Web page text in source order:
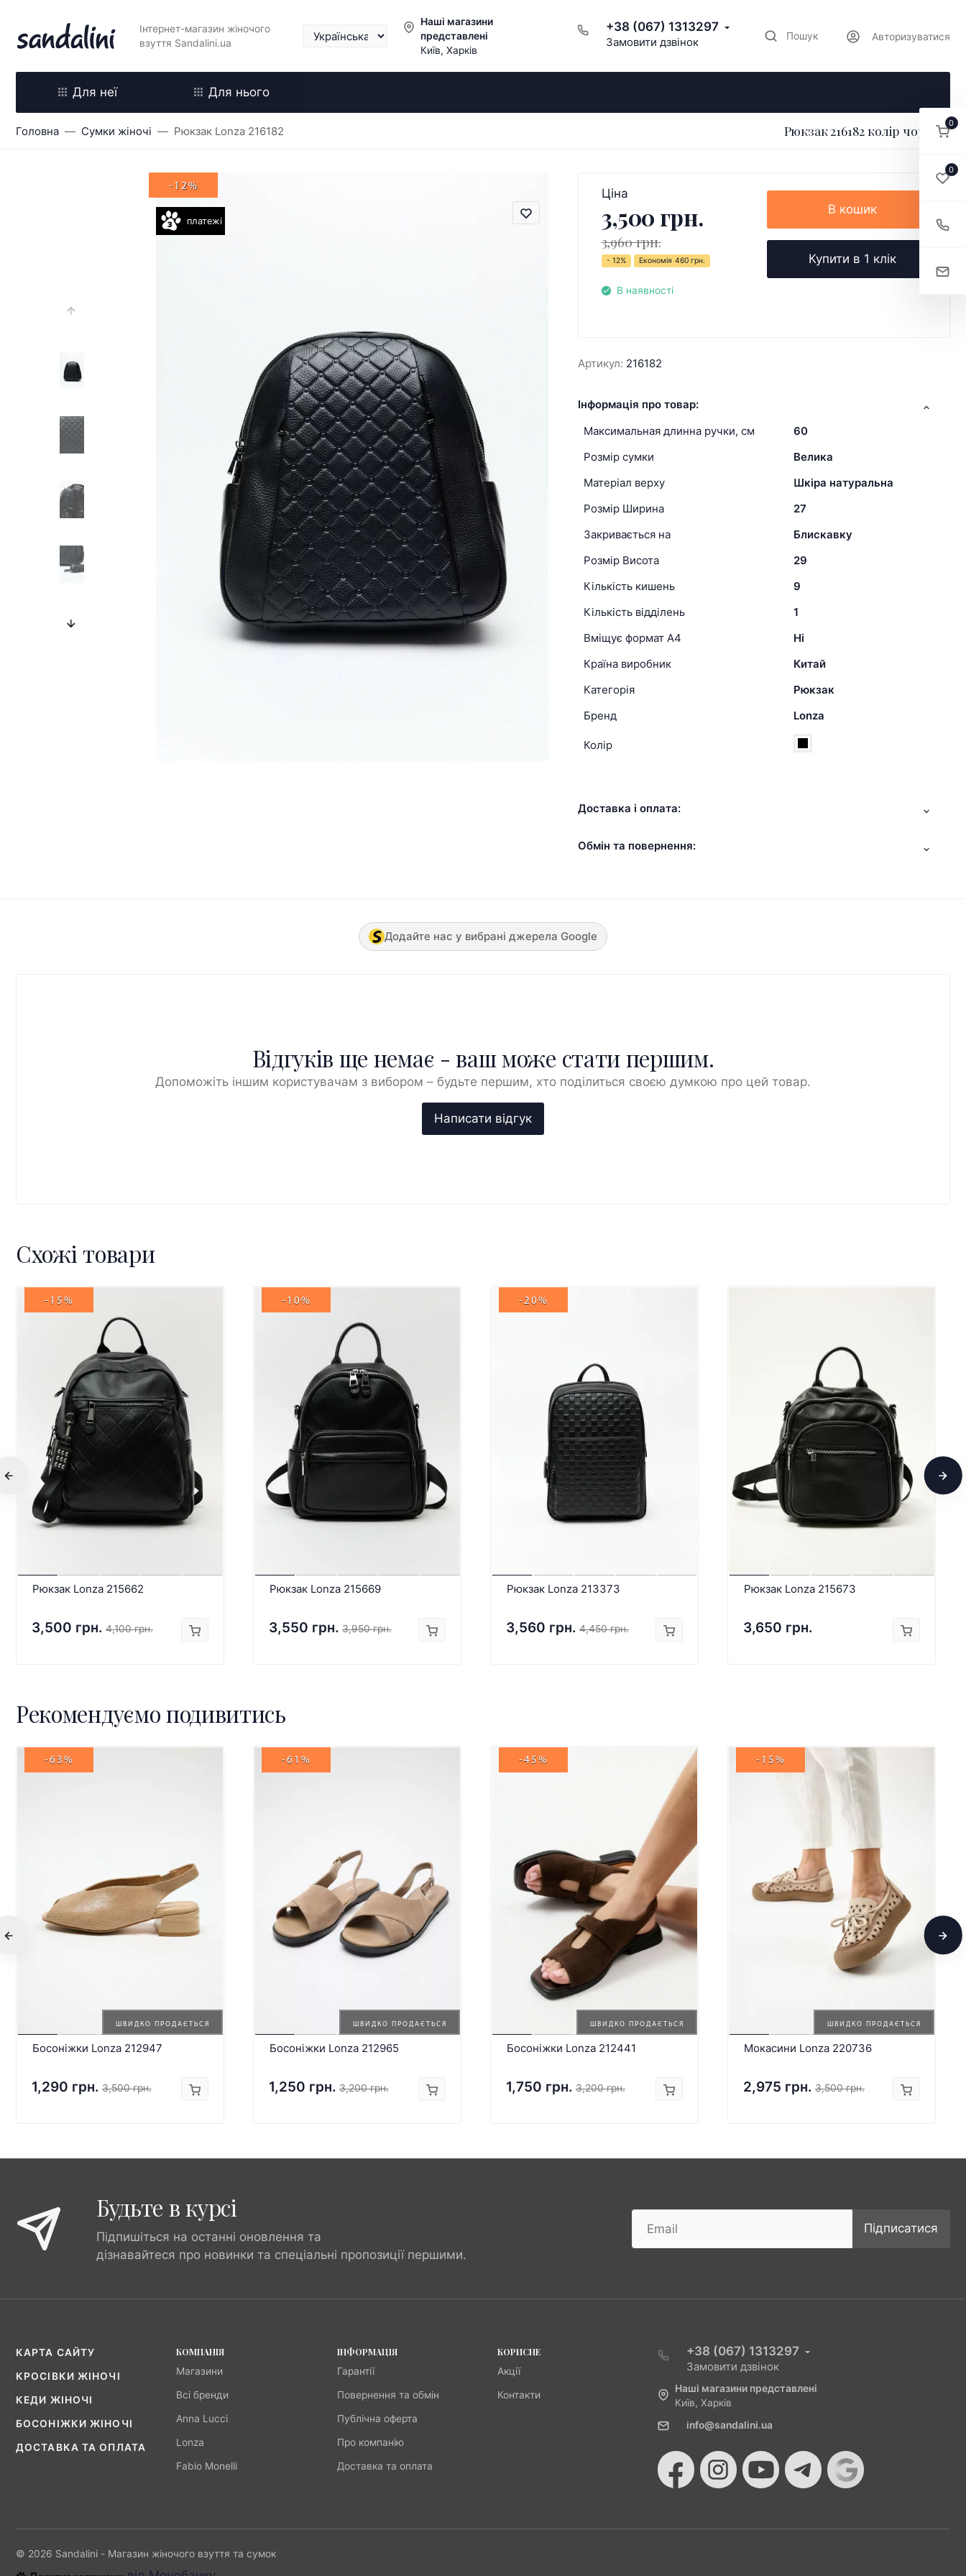
Інтернет-магазин жіночого
взуття Sandalini.ua
Наші магазини
представлені
Київ, Харків
+38 (067) 1313297
Замовити дзвінок Пошук Авторизуватися
Для неї Для нього
Головна Сумки жіночі Рюкзак Lonza 216182 Рюкзак 216182 колір чорний
платежі
-12% Ціна
3,500 грн.
3,960 грн.
- 12% Економія 460 грн.
В наявності
В кошик
Купити в 1 клік
Артикул: 216182
Інформація про товар:
Максимальная длинна ручки, см
60
Розмір сумки
Велика
Матеріал верху
Шкіра натуральна
Розмір Ширина
27
Закривається на
Блискавку
Розмір Висота
29
Кількість кишень
9
Кількість відділень
1
Вміщує формат А4
Ні
Країна виробник
Китай
Категорія
Рюкзак
Бренд
Lonza
Колір
Доставка і оплата:
Обмін та повернення:
Додайте нас у вибрані джерела Google
Відгуків ще немає - ваш може стати першим.
Допоможіть іншим користувачам з вибором – будьте першим, хто поділиться своєю думкою про цей товар.
Схожі товари
-15%
Рюкзак Lonza 215662
3,500 грн. 4,100 грн.
-10%
Рюкзак Lonza 215669
3,550 грн. 3,950 грн.
-20%
Рюкзак Lonza 213373
3,560 грн. 4,450 грн.
Рюкзак Lonza 215673
3,650 грн.
Рекомендуємо подивитись
ШВИДКО ПРОДАЄТЬСЯ
-63%
Босоніжки Lonza 212947
1,290 грн. 3,500 грн.
ШВИДКО ПРОДАЄТЬСЯ
-61%
Босоніжки Lonza 212965
1,250 грн. 3,200 грн.
ШВИДКО ПРОДАЄТЬСЯ
-45%
Босоніжки Lonza 212441
1,750 грн. 3,200 грн.
ШВИДКО ПРОДАЄТЬСЯ
-15%
Мокасини Lonza 220736
2,975 грн. 3,500 грн.
Будьте в курсі
Підпишіться на останні оновлення та
дізнавайтеся про новинки та спеціальні пропозиції першими.
Підписатися
КАРТА САЙТУ
КРОСІВКИ ЖІНОЧІ
КЕДИ ЖІНОЧІ
БОСОНІЖКИ ЖІНОЧІ
ДОСТАВКА ТА ОПЛАТА
КОМПАНІЯ
Магазини
Всі бренди
Anna Lucci
Lonza
Fabio Monelli
ІНФОРМАЦІЯ
Гарантії
Повернення та обмін
Публічна оферта
Про компанію
Доставка та оплата
КОРИСНЕ
Акції
Контакти
+38 (067) 1313297
Замовити дзвінок
Наші магазини представлені
Київ, Харків
info@sandalini.ua
© 2026 Sandalini - Магазин жіночого взуття та сумок
0
0